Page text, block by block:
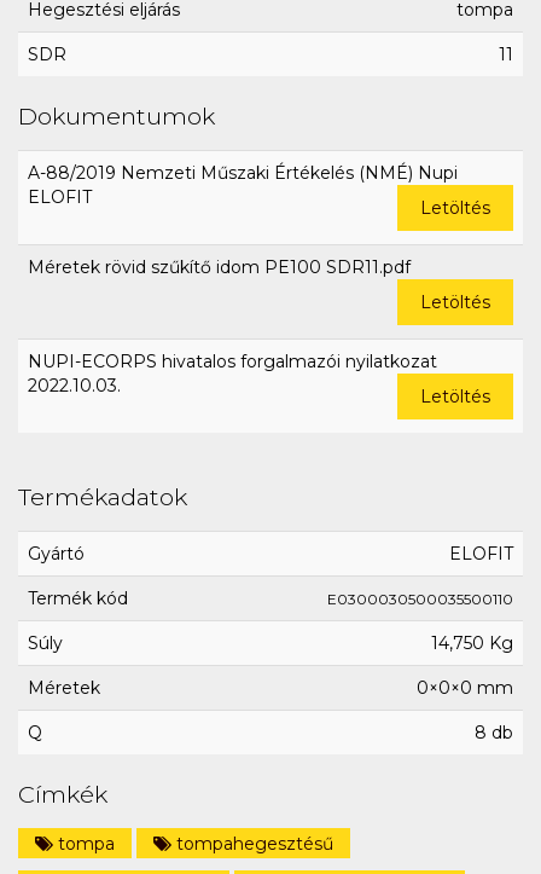
Hegesztési eljárás tompa
SDR 11
Dokumentumok
A-88/2019 Nemzeti Műszaki Értékelés (NMÉ) Nupi
ELOFIT
Letöltés
Méretek rövid szűkítő idom PE100 SDR11.pdf
Letöltés
NUPI-ECORPS hivatalos forgalmazói nyilatkozat
2022.10.03.
Letöltés
Termékadatok
Gyártó ELOFIT
Termék kód E0300030500035500110
Súly 14,750 Kg
Méretek 0×0×0 mm
Q 8 db
Címkék
tompa
tompahegesztésű